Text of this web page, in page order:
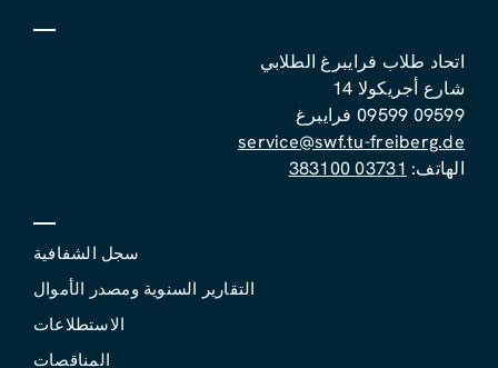
اتحاد طلاب فرايبرغ الطلابي
شارع أجريكولا 14
09599 09599 فرايبرغ
service@swf.tu-freiberg.de
الهاتف: 03731 383100
سجل الشفافية
التقارير السنوية ومصدر الأموال
الاستطلاعات
المناقصات